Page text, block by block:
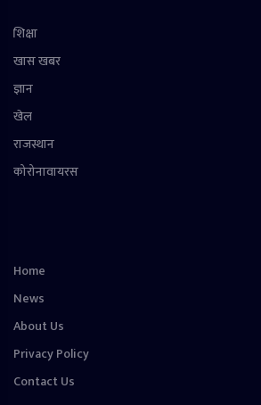
शिक्षा
खास खबर
ज्ञान
खेल
राजस्थान
कोरोनावायरस
Home
News
About Us
Privacy Policy
Contact Us